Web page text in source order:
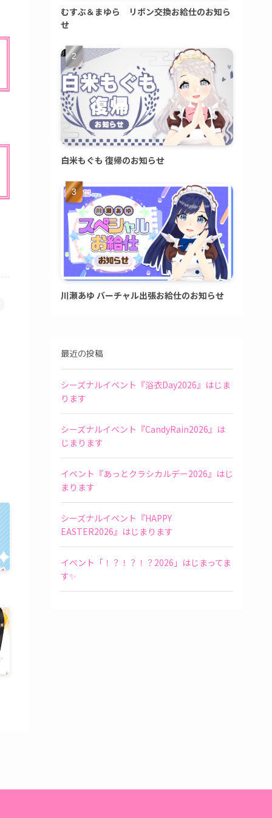
むすぶ＆まゆら リボン交換お給仕のお知ら
せ
白米もぐも 復帰のお知らせ
川瀬あゆ バーチャル出張お給仕のお知らせ
最近の投稿
シーズナルイベント『浴衣Day2026』はじま
ります
シーズナルイベント『CandyRain2026』は
じまります
イベント『あっとクラシカルデー2026』はじ
まります
シーズナルイベント『HAPPY
EASTER2026』はじまります
イベント「！？！？！？2026」はじまってま
す✨